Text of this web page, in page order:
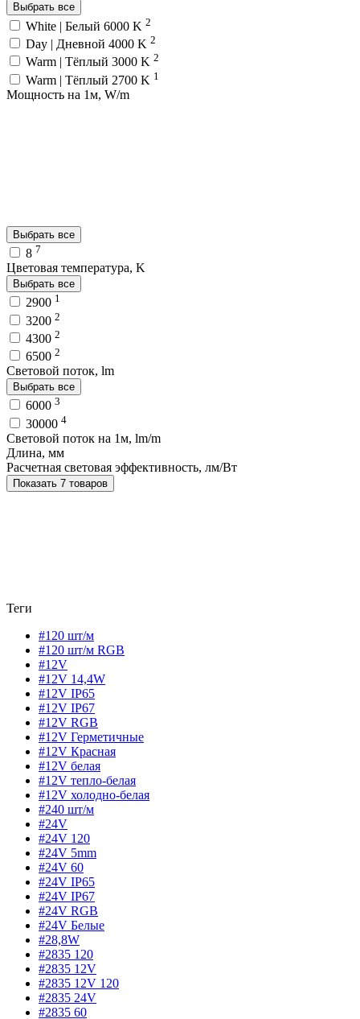
Выбрать все
White | Белый 6000 K 2
Day | Дневной 4000 K 2
Warm | Тёплый 3000 K 2
Warm | Тёплый 2700 K 1
Мощность на 1м, W/m
Выбрать все
8 7
Цветовая температура, K
Выбрать все
2900 1
3200 2
4300 2
6500 2
Световой поток, lm
Выбрать все
6000 3
30000 4
Световой поток на 1м, lm/m
Длина, мм
Расчетная световая эффективность, лм/Вт
Показать 7 товаров
Теги
#120 шт/м
#120 шт/м RGB
#12V
#12V 14,4W
#12V IP65
#12V IP67
#12V RGB
#12V Герметичные
#12V Красная
#12V белая
#12V тепло-белая
#12V холодно-белая
#240 шт/м
#24V
#24V 120
#24V 5mm
#24V 60
#24V IP65
#24V IP67
#24V RGB
#24V Белые
#28,8W
#2835 120
#2835 12V
#2835 12V 120
#2835 24V
#2835 60